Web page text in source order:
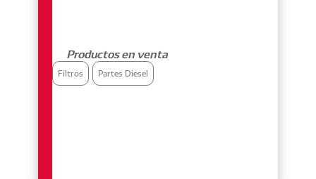
Productos en venta
Filtros Partes Diesel